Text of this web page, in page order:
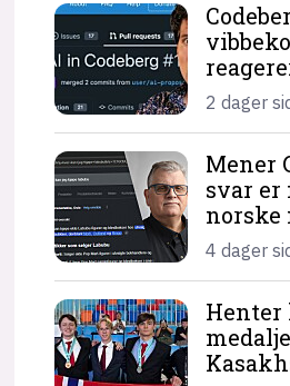
2 dager
Mener
svar
4 dager
Henter